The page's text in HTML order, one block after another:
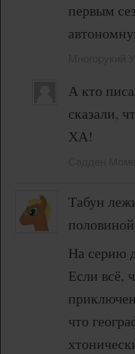
первым
А кто
сказали,
ХА!
Табун
На серию
Если всё,
что